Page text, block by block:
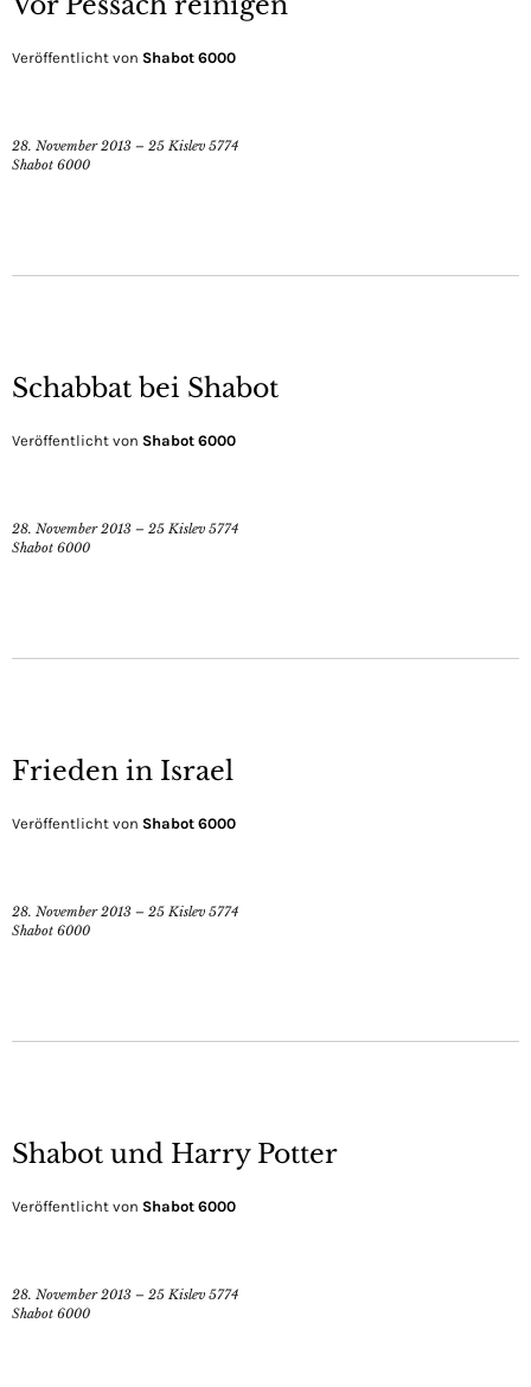
Veröffentlicht von Shabot 6000
28. November 2013 – 25 Kislev 5774
Shabot 6000
Schabbat bei Shabot
Veröffentlicht von Shabot 6000
28. November 2013 – 25 Kislev 5774
Shabot 6000
Frieden in Israel
Veröffentlicht von Shabot 6000
28. November 2013 – 25 Kislev 5774
Shabot 6000
Shabot und Harry Potter
Veröffentlicht von Shabot 6000
28. November 2013 – 25 Kislev 5774
Shabot 6000